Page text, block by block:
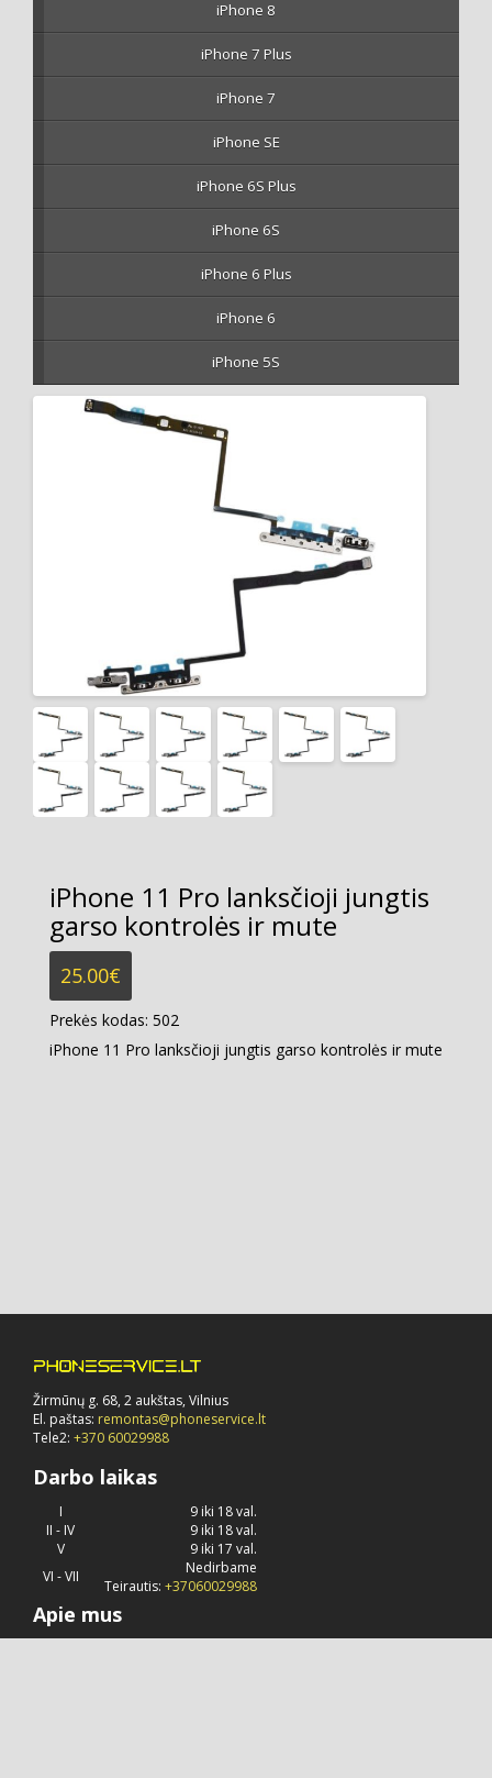
iPhone 8
iPhone 7 Plus
iPhone 7
iPhone SE
iPhone 6S Plus
iPhone 6S
iPhone 6 Plus
iPhone 6
iPhone 5S
iPhone 11 Pro lanksčioji jungtis
garso kontrolės ir mute
25.00€
Prekės kodas: 502
iPhone 11 Pro lanksčioji jungtis garso kontrolės ir mute
Žirmūnų g. 68, 2 aukštas, Vilnius
El. paštas: remontas@phoneservice.lt
Tele2: +370 60029988
Darbo laikas
I
9 iki 18 val.
II - IV
9 iki 18 val.
V
9 iki 17 val.
VI - VII
Nedirbame
Teirautis: +37060029988
Apie mus